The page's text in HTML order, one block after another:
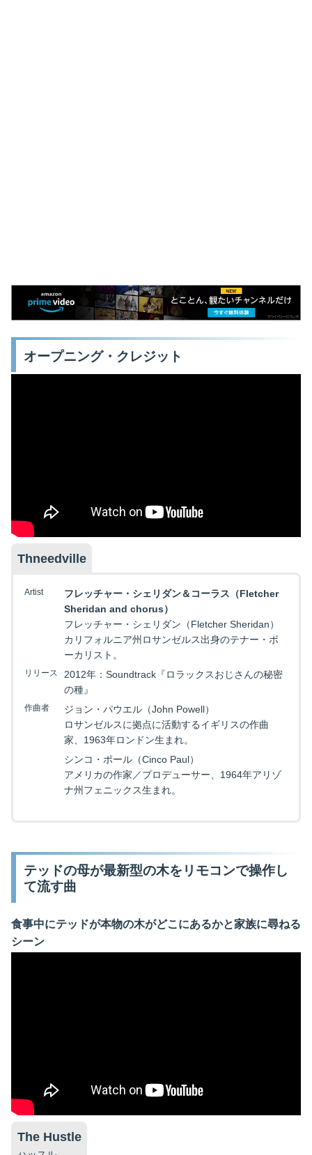
オープニング・クレジット
Thneedville
Artist
フレッチャー・シェリダン＆コーラス（Fletcher
Sheridan and chorus）
フレッチャー・シェリダン（Fletcher Sheridan）
カリフォルニア州ロサンゼルス出身のテナー・ボ
ーカリスト。
リリース
2012年：Soundtrack『ロラックスおじさんの秘密
の種』
作曲者
ジョン・パウエル（John Powell）
ロサンゼルスに拠点に活動するイギリスの作曲
家、1963年ロンドン生まれ。
シンコ・ポール（Cinco Paul）
アメリカの作家／プロデューサー、1964年アリゾ
ナ州フェニックス生まれ。
テッドの母が最新型の木をリモコンで操作し
て流す曲
食事中にテッドが本物の木がどこにあるかと家族に尋ねる
シーン
The Hustle